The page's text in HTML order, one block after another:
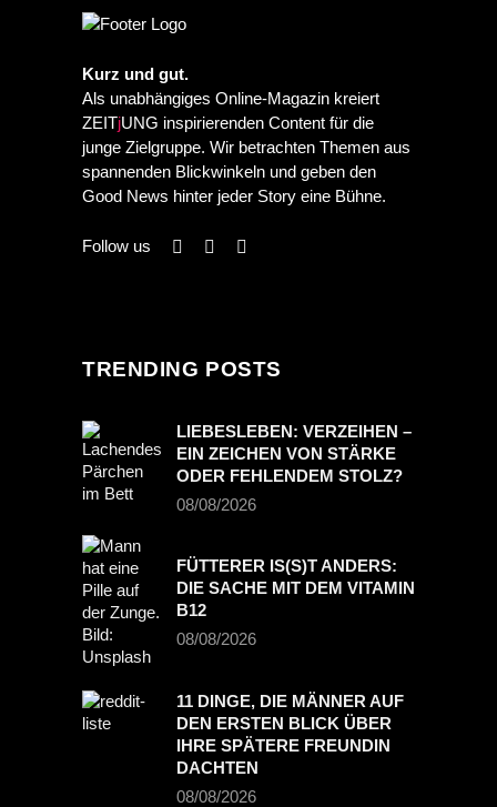
Kurz und gut.
Als unabhängiges Online-Magazin kreiert
ZEITjUNG inspirierenden Content für die
junge Zielgruppe. Wir betrachten Themen aus
spannenden Blickwinkeln und geben den
Good News hinter jeder Story eine Bühne.
Follow us
TRENDING POSTS
LIEBESLEBEN: VERZEIHEN –
EIN ZEICHEN VON STÄRKE
ODER FEHLENDEM STOLZ?
08/08/2026
FÜTTERER IS(S)T ANDERS:
DIE SACHE MIT DEM VITAMIN
B12
08/08/2026
11 DINGE, DIE MÄNNER AUF
DEN ERSTEN BLICK ÜBER
IHRE SPÄTERE FREUNDIN
DACHTEN
08/08/2026